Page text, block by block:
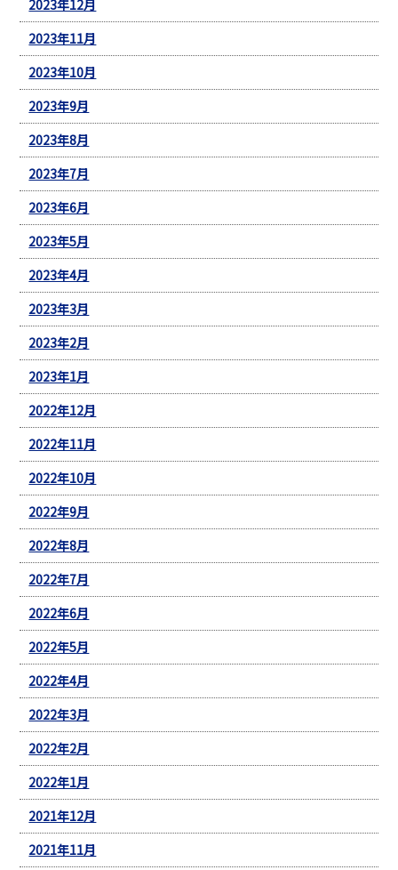
2023年12月
2023年11月
2023年10月
2023年9月
2023年8月
2023年7月
2023年6月
2023年5月
2023年4月
2023年3月
2023年2月
2023年1月
2022年12月
2022年11月
2022年10月
2022年9月
2022年8月
2022年7月
2022年6月
2022年5月
2022年4月
2022年3月
2022年2月
2022年1月
2021年12月
2021年11月